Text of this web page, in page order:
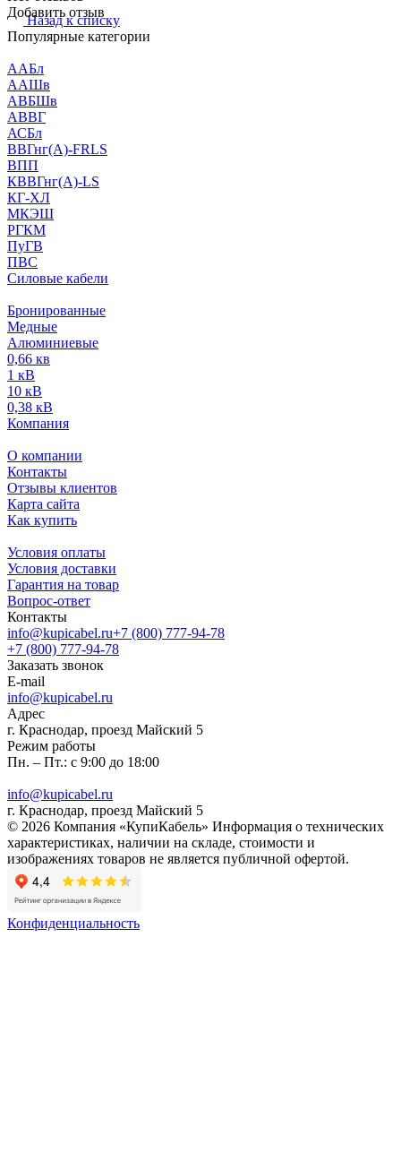
Добавить отзыв
Назад к списку
Популярные категории
ААБл
ААШв
АВБШв
АВВГ
АСБл
ВВГнг(А)-FRLS
ВПП
КВВГнг(А)-LS
КГ-ХЛ
МКЭШ
РГКМ
ПуГВ
ПВС
Силовые кабели
Бронированные
Медные
Алюминиевые
0,66 кв
1 кВ
10 кВ
0,38 кВ
Компания
О компании
Контакты
Отзывы клиентов
Карта сайта
Как купить
Условия оплаты
Условия доставки
Гарантия на товар
Вопрос-ответ
Контакты
info@kupicabel.ru+7 (800) 777-94-78
+7 (800) 777-94-78
Заказать звонок
E-mail
info@kupicabel.ru
Адрес
г. Краснодар, проезд Майский 5
Режим работы
Пн. – Пт.: с 9:00 до 18:00
info@kupicabel.ru
г. Краснодар, проезд Майский 5
© 2026 Компания «КупиКабель» Информация о технических
характеристиках, наличии на складе, стоимости и
изображениях товаров не является публичной офертой.
Конфиденциальность